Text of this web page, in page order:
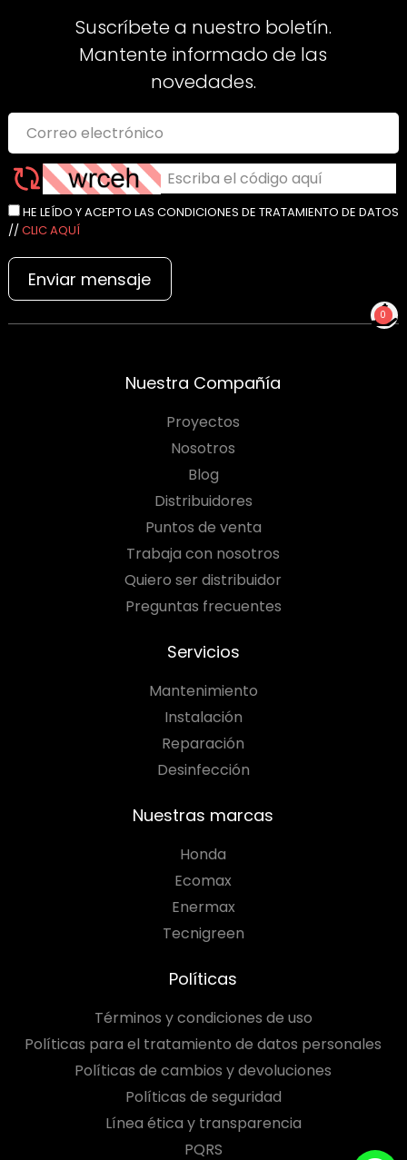
0
Suscríbete a nuestro boletín.
Mantente informado de las
novedades.
HE LEÍDO Y ACEPTO LAS CONDICIONES DE TRATAMIENTO DE DATOS
// CLIC AQUÍ
Enviar mensaje
Nuestra Compañía
Proyectos
Nosotros
Blog
Distribuidores
Puntos de venta
Trabaja con nosotros
Quiero ser distribuidor
Preguntas frecuentes
Servicios
Mantenimiento
Instalación
Reparación
Desinfección
Nuestras marcas
Honda
Ecomax
Enermax
Tecnigreen
Políticas
Términos y condiciones de uso
Políticas para el tratamiento de datos personales
Políticas de cambios y devoluciones
Políticas de seguridad
Línea ética y transparencia
PQRS